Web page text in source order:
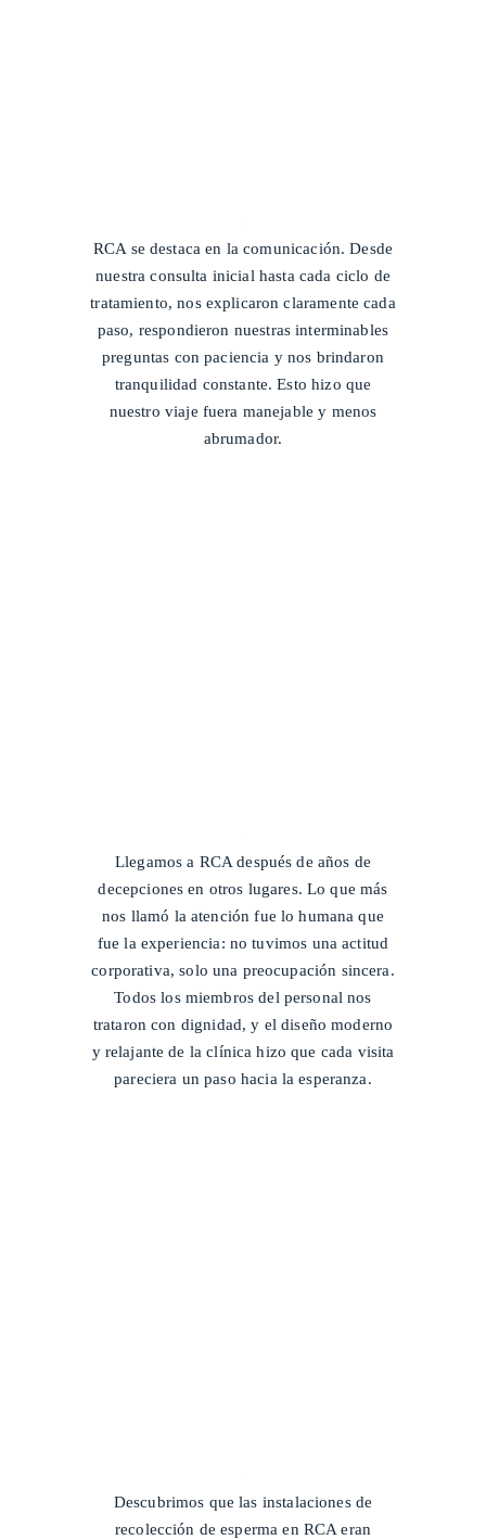
RCA se destaca en la comunicación. Desde
nuestra consulta inicial hasta cada ciclo de
tratamiento, nos explicaron claramente cada
paso, respondieron nuestras interminables
preguntas con paciencia y nos brindaron
tranquilidad constante. Esto hizo que
nuestro viaje fuera manejable y menos
abrumador.
Llegamos a RCA después de años de
decepciones en otros lugares. Lo que más
nos llamó la atención fue lo humana que
fue la experiencia: no tuvimos una actitud
corporativa, solo una preocupación sincera.
Todos los miembros del personal nos
trataron con dignidad, y el diseño moderno
y relajante de la clínica hizo que cada visita
pareciera un paso hacia la esperanza.
Descubrimos que las instalaciones de
recolección de esperma en RCA eran